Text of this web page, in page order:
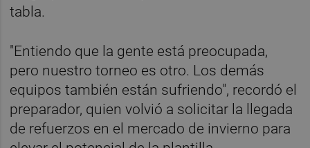
tabla.
"Entiendo que la gente está preocupada,
pero nuestro torneo es otro. Los demás
equipos también están sufriendo", recordó el
preparador, quien volvió a solicitar la llegada
de refuerzos en el mercado de invierno para